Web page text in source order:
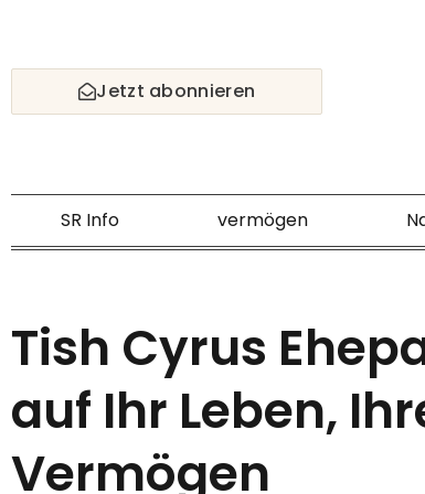
content
Jetzt abonnieren
SR Info vermögen
Tish Cyrus
auf Ihr Leben,
Vermögen